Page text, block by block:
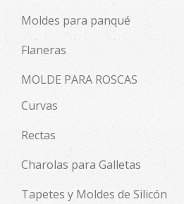
Moldes para panqué
Flaneras
MOLDE PARA ROSCAS
Curvas
Rectas
Charolas para Galletas
Tapetes y Moldes de Silicón